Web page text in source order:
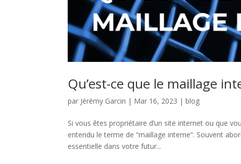
Qu’est-ce que le maillage
par Jérémy Garcin | Mar 16, 2023 |blog
Si vous êtes propriétaire d’un site internet ou que
entendu le terme de “maillage interne”. Souvent
essentielle dans votre futur...